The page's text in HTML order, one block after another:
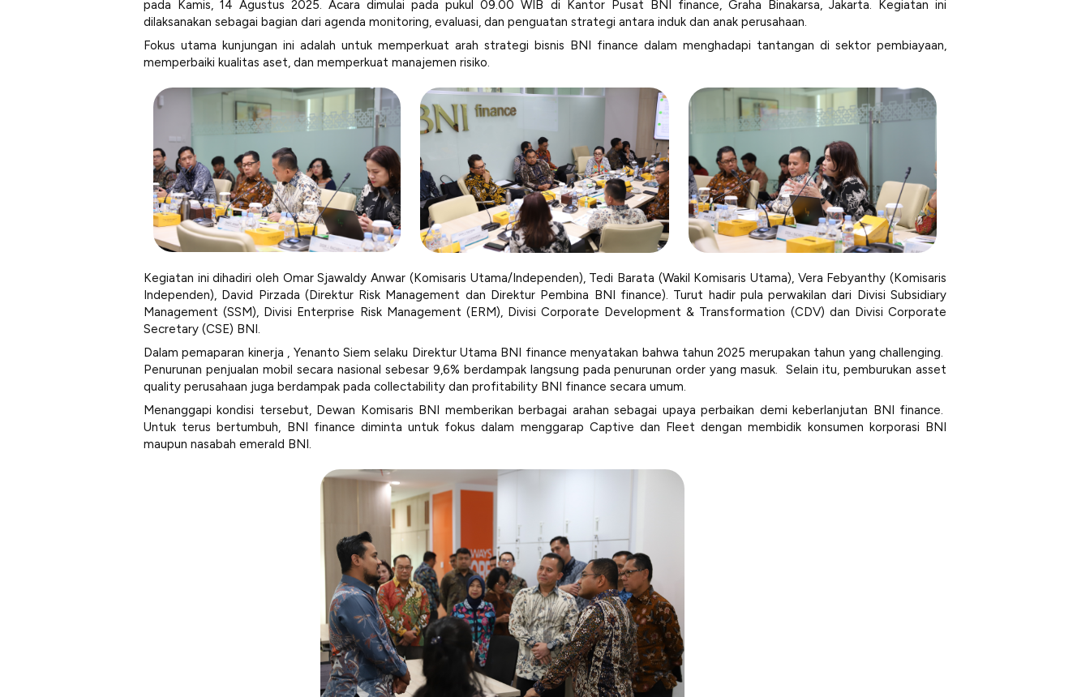
pada Kamis, 14 Agustus 2025. Acara dimulai pada pukul 09.00 WIB di Kantor Pusat BNI finance, Graha Binakarsa, Jakarta. Kegiatan ini
dilaksanakan sebagai bagian dari agenda monitoring , evaluasi, dan penguatan strategi antara induk dan anak perusahaan.
Fokus utama kunjungan ini adalah untuk memperkuat arah strategi bisnis BNI finance dalam menghadapi tantangan di sektor pembiayaan,
memperbaiki kualitas aset, dan memperkuat manajemen risiko.
Kegiatan ini dihadiri oleh Omar Sjawaldy Anwar (Komisaris Utama/Independen), Tedi Barata (Wakil Komisaris Utama), Vera Febyanthy (Komisaris
Independen), David Pirzada (Direktur Risk Management dan Direktur Pembina BNI finance). Turut hadir pula perwakilan dari Divisi Subsidiary
Management (SSM), Divisi Enterprise Risk Management (ERM), Divisi Corporate Development & Transformation (CDV) dan Divisi Corporate
Secretary (CSE) BNI.
Dalam pemaparan kinerja , Yenanto Siem selaku Direktur Utama BNI finance menyatakan bahwa tahun 2025 merupakan tahun yang challenging
Penurunan penjualan mobil secara nasional sebesar 9,6% berdampak langsung pada penurunan order yang masuk. Selain itu, pemburukan asset
quality perusahaan juga berdampak pada collectability dan profitability BNI finance secara umum.
Menanggapi kondisi tersebut, Dewan Komisaris BNI memberikan berbagai arahan sebagai upaya perbaikan demi keberlanjutan BNI finance.
Untuk terus bertumbuh, BNI finance diminta untuk fokus dalam menggarap Captive dan Fleet dengan membidik konsumen korporasi BNI
maupun nasabah emerald BNI.